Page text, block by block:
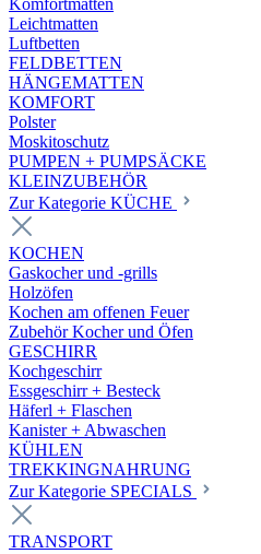
Komfortmatten
Leichtmatten
Luftbetten
FELDBETTEN
HÄNGEMATTEN
KOMFORT
Polster
Moskitoschutz
PUMPEN + PUMPSÄCKE
KLEINZUBEHÖR
Zur Kategorie KÜCHE
KOCHEN
Gaskocher und -grills
Holzöfen
Kochen am offenen Feuer
Zubehör Kocher und Öfen
GESCHIRR
Kochgeschirr
Essgeschirr + Besteck
Häferl + Flaschen
Kanister + Abwaschen
KÜHLEN
TREKKINGNAHRUNG
Zur Kategorie SPECIALS
TRANSPORT